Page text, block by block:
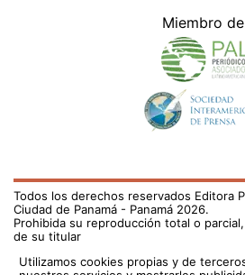
Miembro
Todos los derechos reservados Editora
Ciudad de Panamá - Panamá 2026.
Prohibida su reproducción total o
de su titular
Utilizamos cookies propias y de